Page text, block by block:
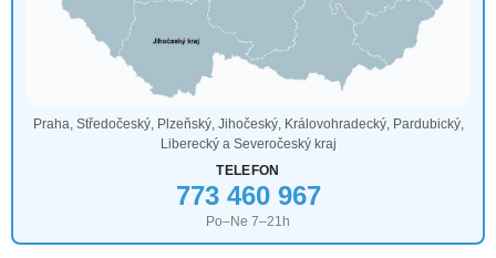
Praha, Středočeský, Plzeňský, Jihočeský, Královohradecký, Pardubický,
Liberecký a Severočeský kraj
TELEFON
773 460 967
Po–Ne 7–21h